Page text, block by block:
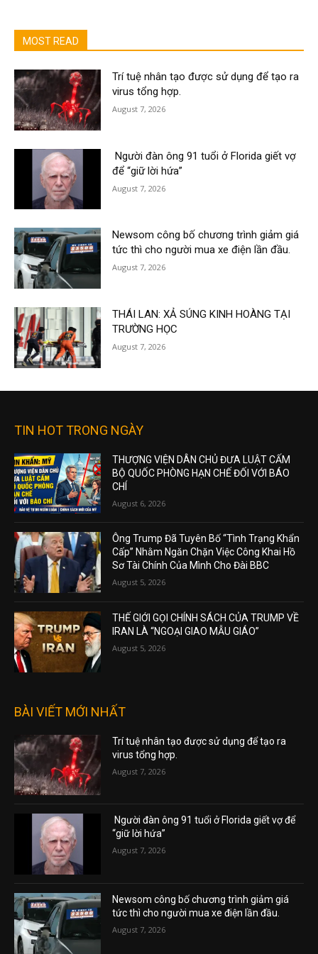
MOST READ
Trí tuệ nhân tạo được sử dụng để tạo ra
virus tổng hợp.
August 7, 2026
Người đàn ông 91 tuổi ở Florida giết vợ
để “giữ lời hứa”
August 7, 2026
Newsom công bố chương trình giảm giá
tức thì cho người mua xe điện lần đầu.
August 7, 2026
THÁI LAN: XẢ SÚNG KINH HOÀNG TẠI
TRƯỜNG HỌC
August 7, 2026
TIN HOT TRONG NGÀY
THƯỢNG VIỆN DÂN CHỦ ĐƯA LUẬT CẤM
BỘ QUỐC PHÒNG HẠN CHẾ ĐỐI VỚI BÁO
CHÍ
August 6, 2026
Ông Trump Đã Tuyên Bố “Tình Trạng Khẩn
Cấp” Nhằm Ngăn Chặn Việc Công Khai Hồ
Sơ Tài Chính Của Mình Cho Đài BBC
August 5, 2026
THẾ GIỚI GỌI CHÍNH SÁCH CỦA TRUMP VỀ
IRAN LÀ “NGOẠI GIAO MẪU GIÁO”
August 5, 2026
BÀI VIẾT MỚI NHẤT
Trí tuệ nhân tạo được sử dụng để tạo ra
virus tổng hợp.
August 7, 2026
Người đàn ông 91 tuổi ở Florida giết vợ để
“giữ lời hứa”
August 7, 2026
Newsom công bố chương trình giảm giá
tức thì cho người mua xe điện lần đầu.
August 7, 2026